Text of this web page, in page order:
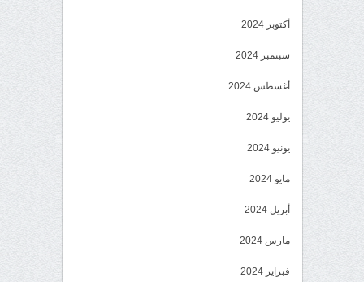
أكتوبر 2024
سبتمبر 2024
أغسطس 2024
يوليو 2024
يونيو 2024
مايو 2024
أبريل 2024
مارس 2024
فبراير 2024